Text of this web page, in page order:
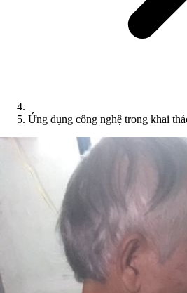
Ứng dụng công nghệ trong khai